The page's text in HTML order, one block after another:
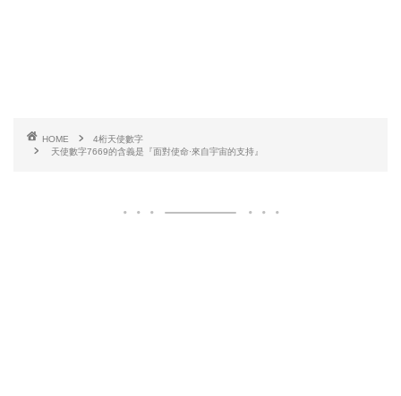
HOME
4桁天使數字
天使數字7669的含義是『面對使命·來自宇宙的支持』